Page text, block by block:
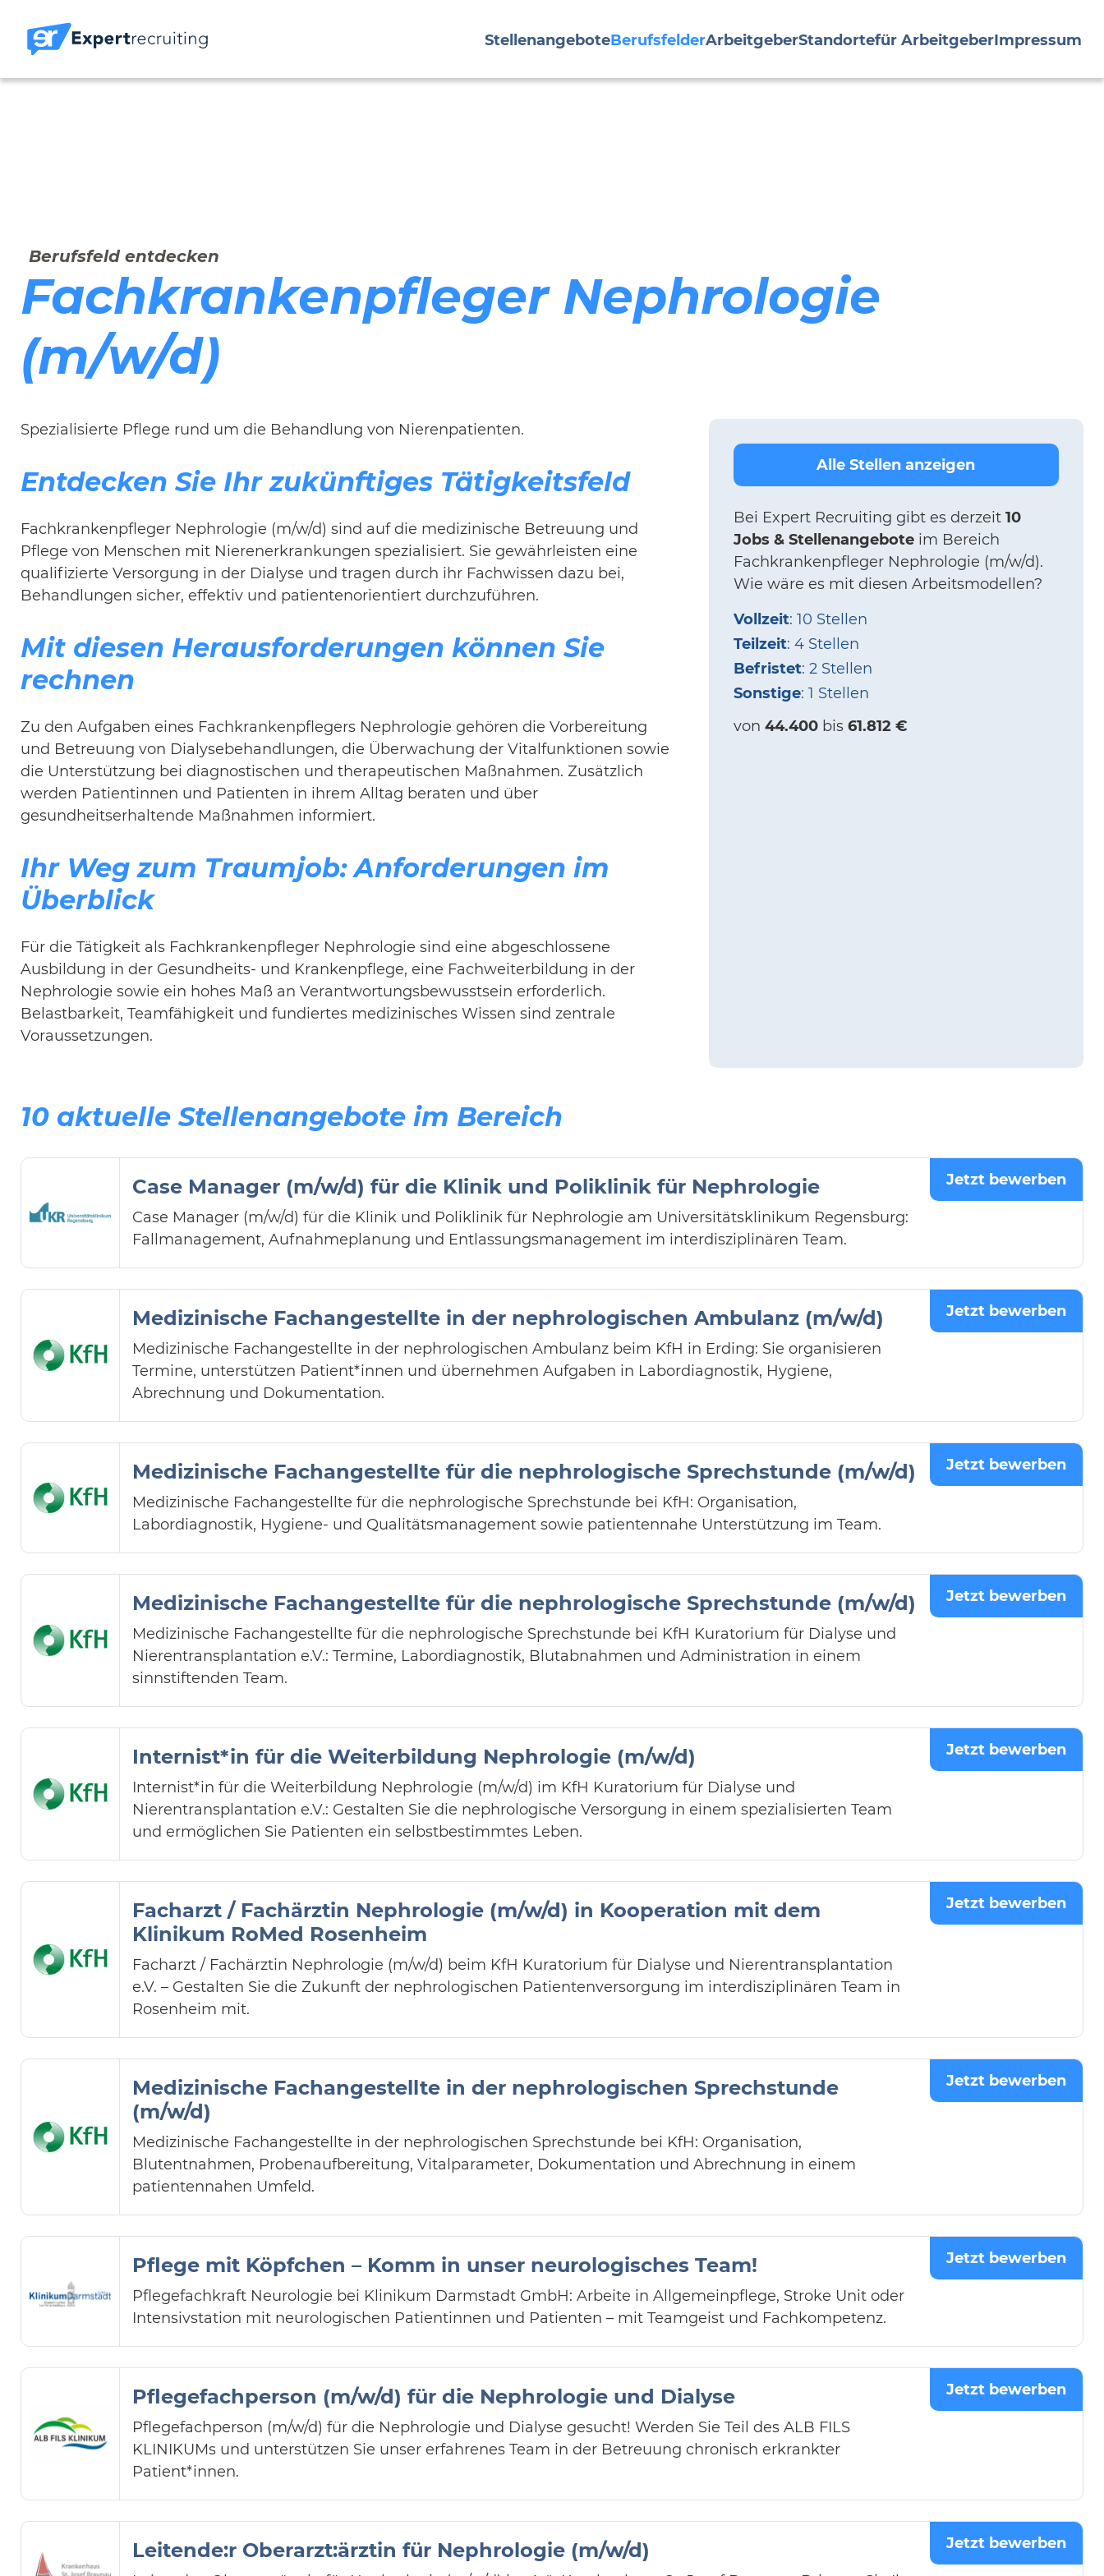
StellenangeboteBerufsfelderArbeitgeberStandortefür ArbeitgeberImpressum
Berufsfeld entdecken
Fachkrankenpfleger Nephrologie
(m/w/d)
Spezialisierte Pflege rund um die Behandlung von Nierenpatienten.
Entdecken Sie Ihr zukünftiges Tätigkeitsfeld
Fachkrankenpfleger Nephrologie (m/w/d) sind auf die medizinische Betreuung und
Pflege von Menschen mit Nierenerkrankungen spezialisiert. Sie gewährleisten eine
qualifizierte Versorgung in der Dialyse und tragen durch ihr Fachwissen dazu bei,
Behandlungen sicher, effektiv und patientenorientiert durchzuführen.
Mit diesen Herausforderungen können Sie
rechnen
Zu den Aufgaben eines Fachkrankenpflegers Nephrologie gehören die Vorbereitung
und Betreuung von Dialysebehandlungen, die Überwachung der Vitalfunktionen sowie
die Unterstützung bei diagnostischen und therapeutischen Maßnahmen. Zusätzlich
werden Patientinnen und Patienten in ihrem Alltag beraten und über
gesundheitserhaltende Maßnahmen informiert.
Ihr Weg zum Traumjob: Anforderungen im
Überblick
Für die Tätigkeit als Fachkrankenpfleger Nephrologie sind eine abgeschlossene
Ausbildung in der Gesundheits- und Krankenpflege, eine Fachweiterbildung in der
Nephrologie sowie ein hohes Maß an Verantwortungsbewusstsein erforderlich.
Belastbarkeit, Teamfähigkeit und fundiertes medizinisches Wissen sind zentrale
Voraussetzungen.
Alle Stellen anzeigen
Bei Expert Recruiting gibt es derzeit 10
Jobs & Stellenangeboteim Bereich
Fachkrankenpfleger Nephrologie (m/w/d).
Wie wäre es mit diesen Arbeitsmodellen?
Vollzeit: 10 Stellen
Teilzeit: 4 Stellen
Befristet: 2 Stellen
Sonstige: 1 Stellen
von 44.400bis 61.812 €
10 aktuelle Stellenangebote im Bereich
Case Manager (m/w/d) für die Klinik und Poliklinik für Nephrologie
Case Manager (m/w/d) für die Klinik und Poliklinik für Nephrologie am Universitätsklinikum Regensburg:
Fallmanagement, Aufnahmeplanung und Entlassungsmanagement im interdisziplinären Team.
Jetzt bewerben
Medizinische Fachangestellte in der nephrologischen Ambulanz (m/w/d)
Medizinische Fachangestellte in der nephrologischen Ambulanz beim KfH in Erding: Sie organisieren
Termine, unterstützen Patient*innen und übernehmen Aufgaben in Labordiagnostik, Hygiene,
Abrechnung und Dokumentation.
Jetzt bewerben
Medizinische Fachangestellte für die nephrologische Sprechstunde (m/w/d)
Medizinische Fachangestellte für die nephrologische Sprechstunde bei KfH: Organisation,
Labordiagnostik, Hygiene- und Qualitätsmanagement sowie patientennahe Unterstützung im Team.
Jetzt bewerben
Medizinische Fachangestellte für die nephrologische Sprechstunde (m/w/d)
Medizinische Fachangestellte für die nephrologische Sprechstunde bei KfH Kuratorium für Dialyse und
Nierentransplantation e.V.: Termine, Labordiagnostik, Blutabnahmen und Administration in einem
sinnstiftenden Team.
Jetzt bewerben
Internist*in für die Weiterbildung Nephrologie (m/w/d)
Internist*in für die Weiterbildung Nephrologie (m/w/d) im KfH Kuratorium für Dialyse und
Nierentransplantation e.V.: Gestalten Sie die nephrologische Versorgung in einem spezialisierten Team
und ermöglichen Sie Patienten ein selbstbestimmtes Leben.
Jetzt bewerben
Facharzt / Fachärztin Nephrologie (m/w/d) in Kooperation mit dem
Klinikum RoMed Rosenheim
Facharzt / Fachärztin Nephrologie (m/w/d) beim KfH Kuratorium für Dialyse und Nierentransplantation
e.V. – Gestalten Sie die Zukunft der nephrologischen Patientenversorgung im interdisziplinären Team in
Rosenheim mit.
Jetzt bewerben
Medizinische Fachangestellte in der nephrologischen Sprechstunde
(m/w/d)
Medizinische Fachangestellte in der nephrologischen Sprechstunde bei KfH: Organisation,
Blutentnahmen, Probenaufbereitung, Vitalparameter, Dokumentation und Abrechnung in einem
patientennahen Umfeld.
Jetzt bewerben
Pflege mit Köpfchen – Komm in unser neurologisches Team!
Pflegefachkraft Neurologie bei Klinikum Darmstadt GmbH: Arbeite in Allgemeinpflege, Stroke Unit oder
Intensivstation mit neurologischen Patientinnen und Patienten – mit Teamgeist und Fachkompetenz.
Jetzt bewerben
Pflegefachperson (m/w/d) für die Nephrologie und Dialyse
Pflegefachperson (m/w/d) für die Nephrologie und Dialyse gesucht! Werden Sie Teil des ALB FILS
KLINIKUMs und unterstützen Sie unser erfahrenes Team in der Betreuung chronisch erkrankter
Patient*innen.
Jetzt bewerben
Leitende:r Oberarzt:ärztin für Nephrologie (m/w/d) Jetzt bewerben